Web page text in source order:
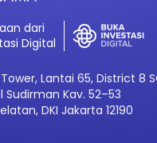
dari
Digital
Lantai 65, District 8
Sudirman Kav. 52–53
DKI Jakarta 12190